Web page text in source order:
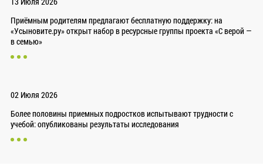
Приёмным родителям предлагают бесплатную поддержку: на
«Усыновите.ру» открыт набор в ресурсные группы проекта «С верой —
в семью»
02 Июля 2026
Более половины приемных подростков испытывают трудности с
учебой: опубликованы результаты исследования